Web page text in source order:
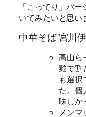
「こってり」バ
いてみたいと思い
中華そば 宮川
高山ら
麺で割
も選
た。個
味しか
メンマ